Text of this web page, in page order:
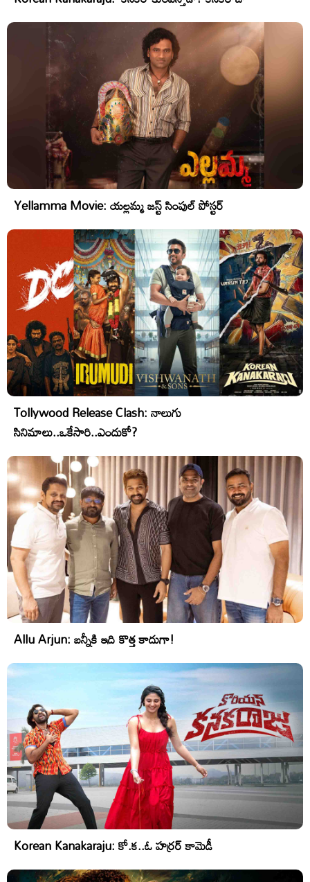
Yellamma Movie: యల్లమ్మ జస్ట్ సింపుల్ పోస్టర్
Tollywood Release Clash: నాలుగు
సినిమాలు..ఒకేసారి..ఎందుకో?
Allu Arjun: బన్నీకి ఇది కొత్త కాదుగా!
Korean Kanakaraju: కో.క..ఓ హర్రర్ కామెడీ